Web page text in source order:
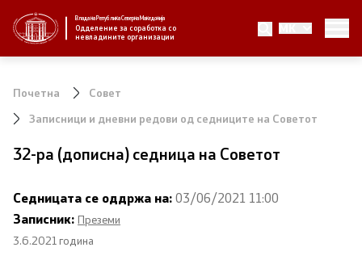
Влада на Република Северна Македонија
Одделение за соработка со
невладините организации
MK
За нас
Новости
Јавни повици
Стратегија
Стратегии по години
Почетна
Совет
Записници и дневни редови од седниците на Советот
32-ра (дописна) седница на Советот
Седницата се оддржа на:03/06/2021 11:00
Записник: Преземи
3.6.2021 година